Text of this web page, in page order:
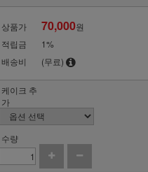
상품가 70,000원
적립금
1%
배송비
(무료)
케이크 추
가
수량